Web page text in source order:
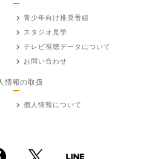
青少年向け推奨番組
スタジオ見学
テレビ視聴データについて
お問い合わせ
情報の取扱
個人情報について